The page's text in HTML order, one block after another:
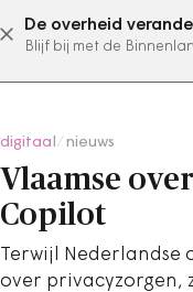
De overheid
Blijf bij met de
digitaal nieuws
Vlaamse
Copilot
Terwijl Nederlandse
over privacyzorgen,